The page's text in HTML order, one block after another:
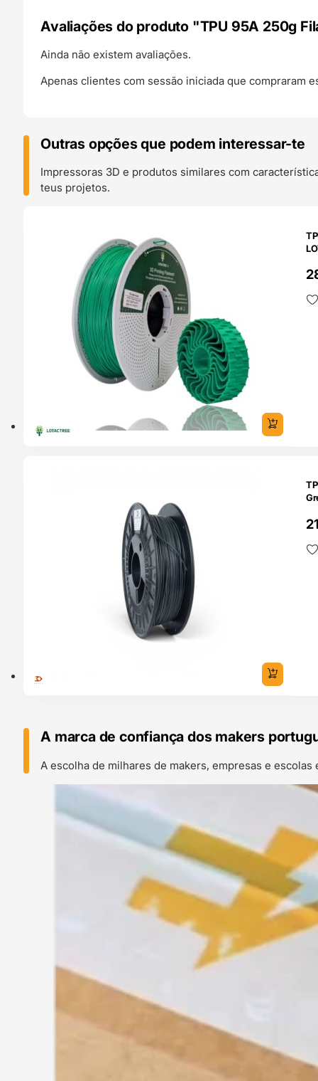
Avaliações do produto "TPU 95A 250g
Ainda não existem avaliações.
Apenas clientes com sessão iniciada que compraram
Outras opções que podem interessar-te
Impressoras 3D e produtos similares com
teus projetos.
A marca de confiança dos makers
A escolha de milhares de makers, empresas e escolas